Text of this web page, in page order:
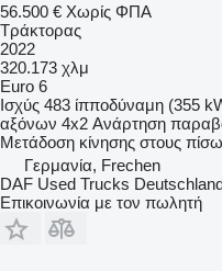
56.500 € Χωρίς ΦΠΑ
Τράκτορας
2022
320.173 χλμ
Euro 6
Ισχύς 483 ίπποδύναμη (355
αξόνων 4x2 Ανάρτηση
Μετάδοση κίνησης στους
Γερμανία, Frechen
DAF Used Trucks
Επικοινωνία με τον πωλητή